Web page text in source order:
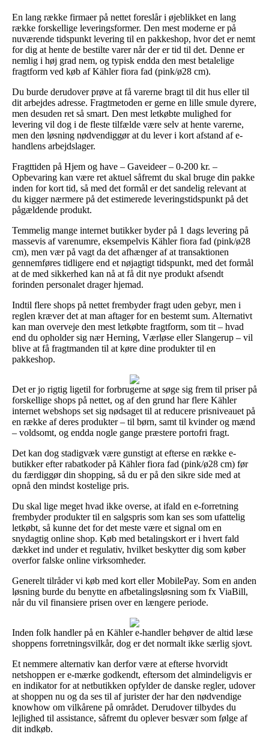
En lang række firmaer på nettet foreslår i øjeblikket en lang
række forskellige leveringsformer. Den mest moderne er på
nuværende tidspunkt levering til en pakkeshop, hvor det er nemt
for dig at hente de bestilte varer når der er tid til det. Denne er
nemlig i høj grad nem, og typisk endda den mest betalelige
fragtform ved køb af Kähler fiora fad (pink/ø28 cm).
Du burde derudover prøve at få varerne bragt til dit hus eller til
dit arbejdes adresse. Fragtmetoden er gerne en lille smule dyrere,
men desuden ret så smart. Den mest letkøbte mulighed for
levering vil dog i de fleste tilfælde være selv at hente varerne,
men den løsning nødvendiggør at du lever i kort afstand af e-
handlens arbejdslager.
Fragttiden på Hjem og have – Gaveideer – 0-200 kr. –
Opbevaring kan være ret aktuel såfremt du skal bruge din pakke
inden for kort tid, så med det formål er det sandelig relevant at
du kigger nærmere på det estimerede leveringstidspunkt på det
pågældende produkt.
Temmelig mange internet butikker byder på 1 dags levering på
massevis af varenumre, eksempelvis Kähler fiora fad (pink/ø28
cm), men vær på vagt da det afhænger af at transaktionen
gennemføres tidligere end et nøjagtigt tidspunkt, med det formål
at de med sikkerhed kan nå at få dit nye produkt afsendt
forinden personalet drager hjemad.
Indtil flere shops på nettet frembyder fragt uden gebyr, men i
reglen kræver det at man aftager for en bestemt sum. Alternativt
kan man overveje den mest letkøbte fragtform, som tit – hvad
end du opholder sig nær Herning, Værløse eller Slangerup – vil
blive at få fragtmanden til at køre dine produkter til en
pakkeshop.
Det er jo rigtig ligetil for forbrugerne at søge sig frem til priser på
forskellige shops på nettet, og af den grund har flere Kähler
internet webshops set sig nødsaget til at reducere prisniveauet på
en række af deres produkter – til børn, samt til kvinder og mænd
– voldsomt, og endda nogle gange præstere portofri fragt.
Det kan dog stadigvæk være gunstigt at efterse en række e-
butikker efter rabatkoder på Kähler fiora fad (pink/ø28 cm) før
du færdiggør din shopping, så du er på den sikre side med at
opnå den mindst kostelige pris.
Du skal lige meget hvad ikke overse, at ifald en e-forretning
frembyder produkter til en salgspris som kan ses som ufattelig
letkøbt, så kunne det for det meste være et signal om en
snydagtig online shop. Køb med betalingskort er i hvert fald
dækket ind under et regulativ, hvilket beskytter dig som køber
overfor falske online virksomheder.
Generelt tilråder vi køb med kort eller MobilePay. Som en anden
løsning burde du benytte en afbetalingsløsning som fx ViaBill,
når du vil finansiere prisen over en længere periode.
Inden folk handler på en Kähler e-handler behøver de altid læse
shoppens forretningsvilkår, dog er det normalt ikke særlig sjovt.
Et nemmere alternativ kan derfor være at efterse hvorvidt
netshoppen er e-mærke godkendt, eftersom det almindeligvis er
en indikator for at netbutikken opfylder de danske regler, udover
at shoppen nu og da ses til af jurister der har den nødvendige
knowhow om vilkårene på området. Derudover tilbydes du
lejlighed til assistance, såfremt du oplever besvær som følge af
dit indkøb.